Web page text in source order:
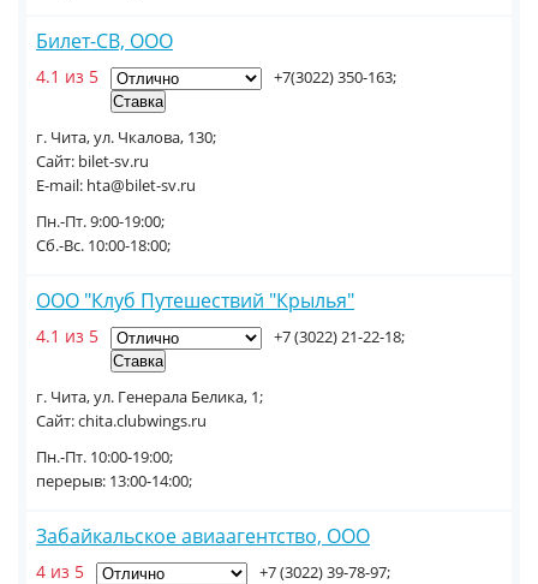
Билет-СВ, ООО
4.1 из 5
г. Чита, ул. Чкалова, 130;
Сайт: bilet-sv.ru
E-mail: hta@bilet-sv.ru
+7(3022) 350-163;
Пн.-Пт. 9:00-19:00;
Сб.-Вс. 10:00-18:00;
ООО "Клуб Путешествий "Крылья"
4.1 из 5
г. Чита, ул. Генерала Белика, 1;
Сайт: chita.clubwings.ru
+7 (3022) 21-22-18;
Пн.-Пт. 10:00-19:00;
перерыв: 13:00-14:00;
Забайкальское авиаагентство, ООО
4 из 5
+7 (3022) 39-78-97;